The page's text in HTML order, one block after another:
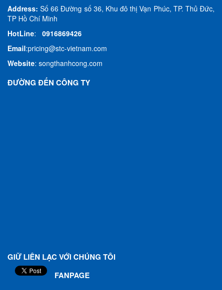
Address:Số 66 Đường số 36, Khu đô thị Vạn Phúc, TP. Thủ Đức,
TP Hồ Chí Minh
HotLine: 0916869426
Email:pricing@stc-vietnam.com
Website: songthanhcong.com
ĐƯỜNG ĐẾN CÔNG TY
GIỮ LIÊN LẠC VỚI CHÚNG TÔI
FANPAGE